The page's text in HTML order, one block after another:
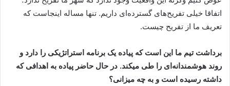
اتفاقا خیلی تفریح‌های گسترده‌ای داریم. تنها مساله اینجاست که
تعریف ما از تفریح چیست.
برداشت تیم ما این است که پیاده یک برنامه استراتژیکی را دارد و
روند هوشمندانه‌ای را طی میکند. در حال حاضر پیاده به اهدافی که
داشته رسیده است و به چه میزانی؟